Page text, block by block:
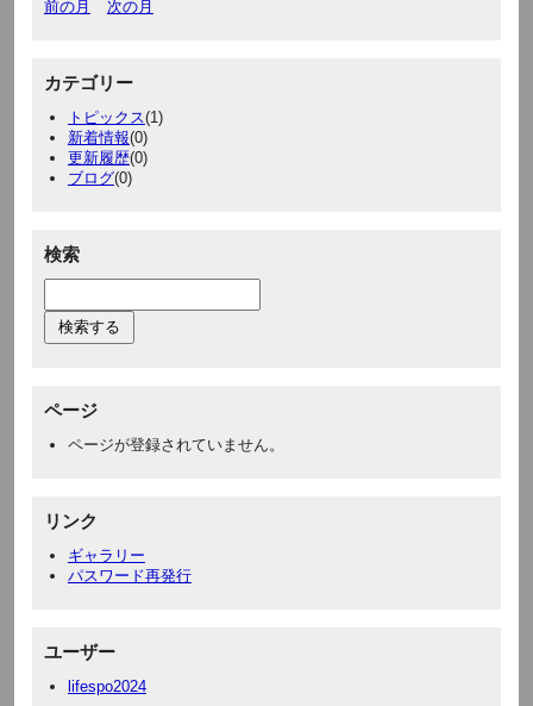
前の月 次の月
カテゴリー
トピックス(1)
新着情報(0)
更新履歴(0)
ブログ(0)
検索
ページ
ページが登録されていません。
リンク
ギャラリー
パスワード再発行
ユーザー
lifespo2024